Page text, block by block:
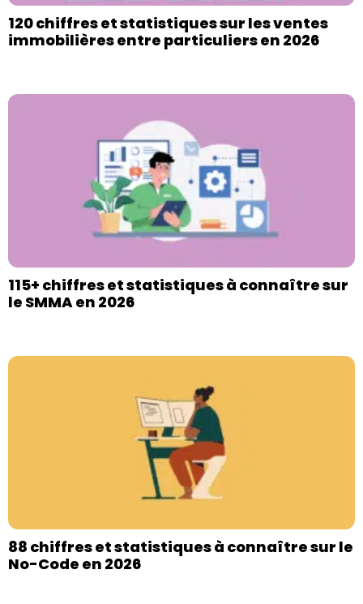
120 chiffres et statistiques sur les ventes
immobilières entre particuliers en 2026
115+ chiffres et statistiques à connaître sur
le SMMA en 2026
88 chiffres et statistiques à connaître sur le
No-Code en 2026